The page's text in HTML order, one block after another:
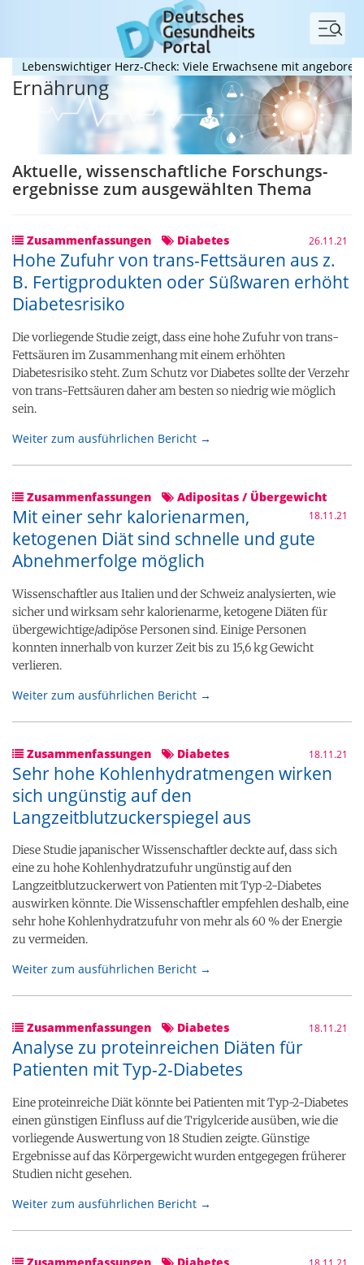
Menü
Herz-Check: Viele Erwachsene mit angeborenem
Ernährung
Aktuelle, wissenschaftliche Forschungs­
ergebnisse zum ausgewählten Thema
Zusammenfassungen Diabetes 26.11.21
Hohe Zufuhr von trans-Fettsäuren aus z.
B. Fertigprodukten oder Süßwaren erhöht
Diabetesrisiko
Die vorliegende Studie zeigt, dass eine hohe Zufuhr von trans-
Fettsäuren im Zusammenhang mit einem erhöhten
Diabetesrisiko steht. Zum Schutz vor Diabetes sollte der Verzehr
von trans-Fettsäuren daher am besten so niedrig wie möglich
sein.
Weiter zum ausführlichen Bericht →
Zusammenfassungen Adipositas / Übergewicht
18.11.21
Mit einer sehr kalorienarmen,
ketogenen Diät sind schnelle und gute
Abnehmerfolge möglich
Wissenschaftler aus Italien und der Schweiz analysierten, wie
sicher und wirksam sehr kalorienarme, ketogene Diäten für
übergewichtige/adipöse Personen sind. Einige Personen
konnten innerhalb von kurzer Zeit bis zu 15,6 kg Gewicht
verlieren.
Weiter zum ausführlichen Bericht →
Zusammenfassungen Diabetes 18.11.21
Sehr hohe Kohlenhydratmengen wirken
sich ungünstig auf den
Langzeitblutzuckerspiegel aus
Diese Studie japanischer Wissenschaftler deckte auf, dass sich
eine zu hohe Kohlenhydratzufuhr ungünstig auf den
Langzeitblutzuckerwert von Patienten mit Typ-2-Diabetes
auswirken könnte. Die Wissenschaftler empfehlen deshalb, eine
sehr hohe Kohlenhydratzufuhr von mehr als 60 % der Energie
zu vermeiden.
Weiter zum ausführlichen Bericht →
Zusammenfassungen Diabetes 18.11.21
Analyse zu proteinreichen Diäten für
Patienten mit Typ-2-Diabetes
Eine proteinreiche Diät könnte bei Patienten mit Typ-2-Diabetes
einen günstigen Einfluss auf die Trigylceride ausüben, wie die
vorliegende Auswertung von 18 Studien zeigte. Günstige
Ergebnisse auf das Körpergewicht wurden entgegegen früherer
Studien nicht gesehen.
Weiter zum ausführlichen Bericht →